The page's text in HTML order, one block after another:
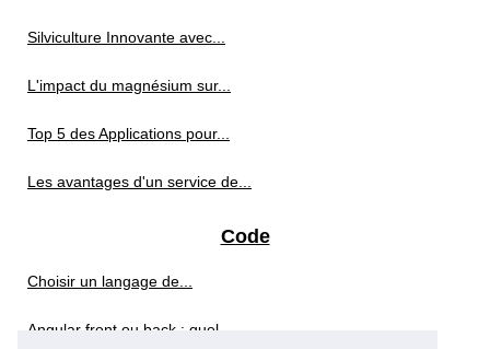
Silviculture Innovante avec...
L'impact du magnésium sur...
Top 5 des Applications pour...
Les avantages d'un service de...
Code
Choisir un langage de...
Angular front ou back : quel...